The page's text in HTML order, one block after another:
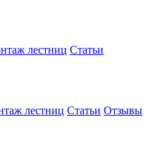
лестниц Статьи
лестниц Статьи Отзывы